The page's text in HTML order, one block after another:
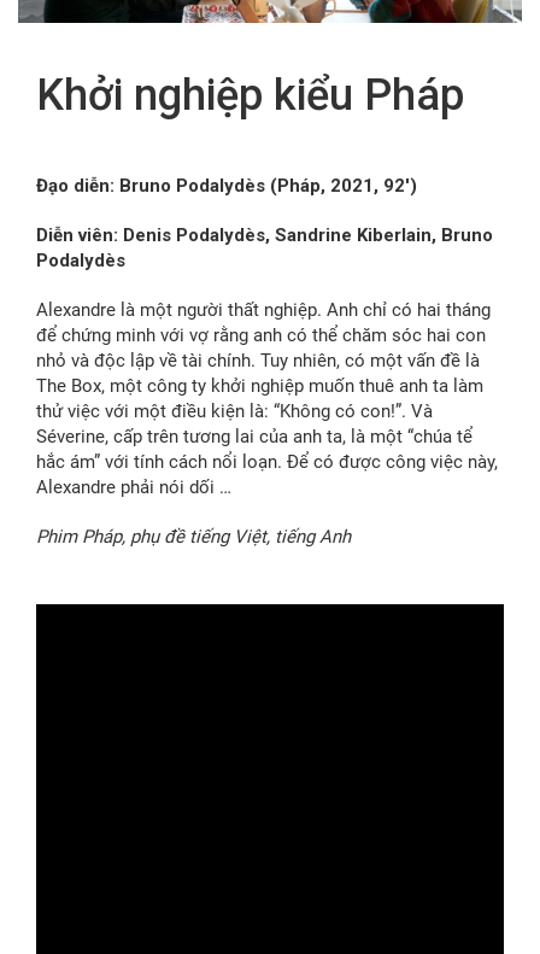
Khởi nghiệp kiểu Pháp
Đạo diễn: Bruno Podalydès (Pháp, 2021, 92′)
Diễn viên: Denis Podalydès, Sandrine Kiberlain, Bruno
Podalydès
Alexandre là một người thất nghiệp. Anh chỉ có hai tháng
để chứng minh với vợ rằng anh có thể chăm sóc hai con
nhỏ và độc lập về tài chính. Tuy nhiên, có một vấn đề là
The Box, một công ty khởi nghiệp muốn thuê anh ta làm
thử việc với một điều kiện là: “Không có con!”. Và
Séverine, cấp trên tương lai của anh ta, là một “chúa tể
hắc ám” với tính cách nổi loạn. Để có được công việc này,
Alexandre phải nói dối …
Phim Pháp, phụ đề tiếng Việt, tiếng Anh